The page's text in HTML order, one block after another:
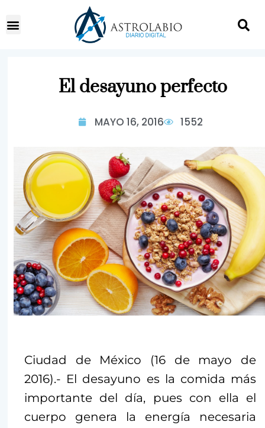
El desayuno perfecto
MAYO 16, 2016 1552
Ciudad de México (16 de mayo de
2016).- El desayuno es la comida más
importante del día, pues con ella el
cuerpo genera la energía necesaria